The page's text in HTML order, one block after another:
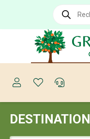
Recherche
produits
DESTINATION